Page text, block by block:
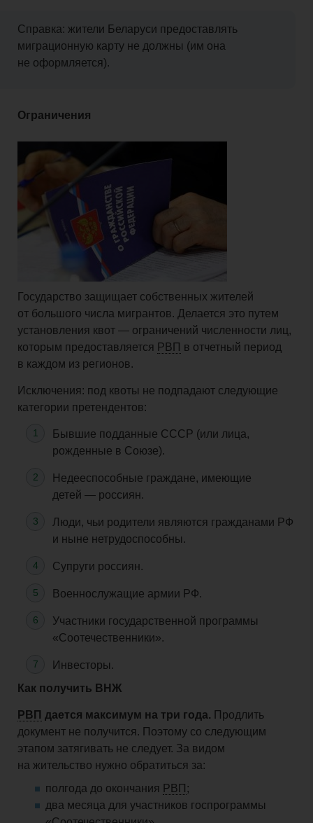
Справка: жители Беларуси предоставлять
миграционную карту не должны (им она
не оформляется).
Ограничения
Государство защищает собственных жителей
от большого числа мигрантов. Делается это путем
установления квот — ограничений численности лиц,
которым предоставляется РВП в отчетный период
в каждом из регионов.
Исключения: под квоты не подпадают следующие
категории претендентов:
Бывшие подданные СССР (или лица,
рожденные в Союзе).
Недееспособные граждане, имеющие
детей — россиян.
Люди, чьи родители являются гражданами РФ
и ныне нетрудоспособны.
Супруги россиян.
Военнослужащие армии РФ.
Участники государственной программы
«Соотечественники».
Инвесторы.
Как получить ВНЖ
РВП дается максимум на три года. Продлить
документ не получится. Поэтому со следующим
этапом затягивать не следует. За видом
на жительство нужно обратиться за:
полгода до окончания РВП ;
два месяца для участников госпрограммы